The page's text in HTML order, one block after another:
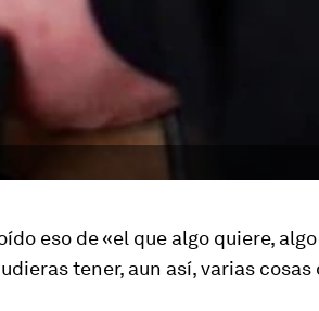
eso de «el que algo quiere,
tener, aun así, varias cosas